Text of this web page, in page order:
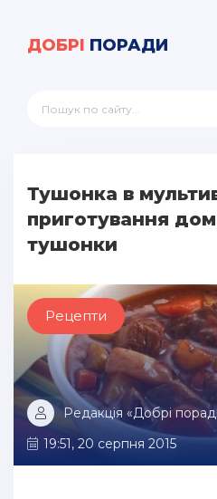
ДОБРІ ПОРАДИ
Тушонка в
приготування
тушонки
Рецепти
Редакція «Добрі
19:51, 20 серпня 2015